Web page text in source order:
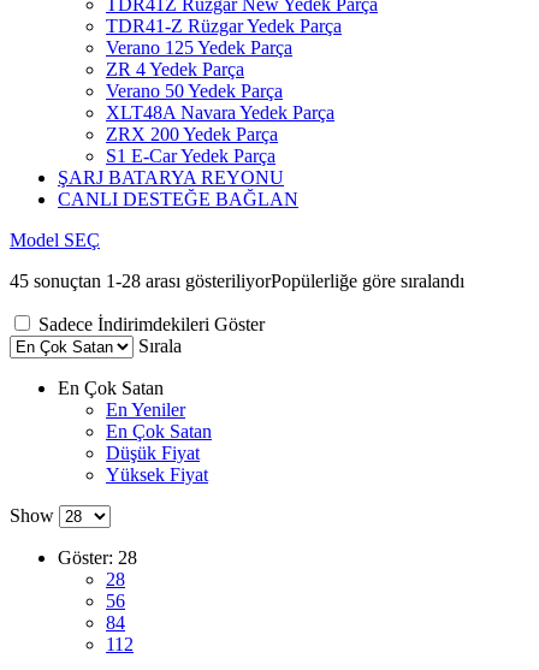
TDR41-Z Rüzgar Yedek Parça
Verano 125 Yedek Parça
ZR 4 Yedek Parça
Verano 50 Yedek Parça
XLT48A Navara Yedek Parça
ZRX 200 Yedek Parça
S1 E-Car Yedek Parça
ŞARJ BATARYA REYONU
CANLI DESTEĞE BAĞLAN
Model SEÇ
45 sonuçtan 1-28 arası gösteriliyorPopülerliğe göre sıralandı
Sadece İndirimdekileri Göster
Sırala
En Çok Satan
En Yeniler
En Çok Satan
Düşük Fiyat
Yüksek Fiyat
Show
Göster: 28
28
56
84
112